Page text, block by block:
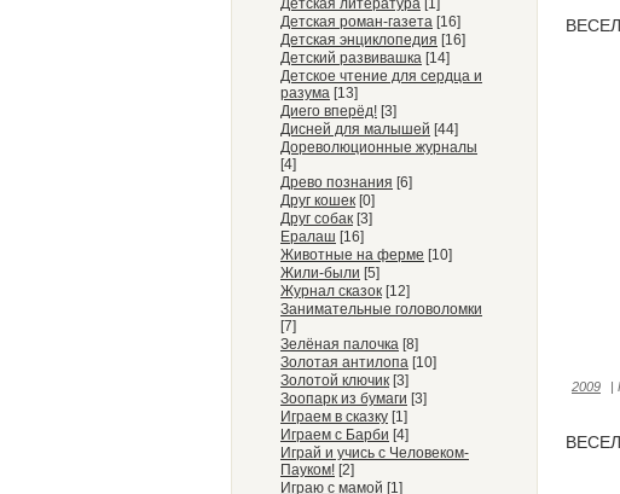
Детская литература [1]
Детская роман-газета [16]
Детская энциклопедия [16]
Детский развивашка [14]
Детское чтение для сердца и
разума [13]
Диего вперёд! [3]
Дисней для малышей [44]
Дореволюционные журналы
[4]
Древо познания [6]
Друг кошек [0]
Друг собак [3]
Ералаш [16]
Животные на ферме [10]
Жили-были [5]
Журнал сказок [12]
Занимательные головоломки
[7]
Зелёная палочка [8]
Золотая антилопа [10]
Золотой ключик [3]
Зоопарк из бумаги [3]
Играем в сказку [1]
Играем с Барби [4]
Играй и учись с Человеком-
Пауком! [2]
Играю с мамой [1]
2009 |